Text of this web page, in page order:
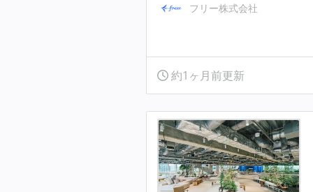
フリー株式会社
約1ヶ月前更新